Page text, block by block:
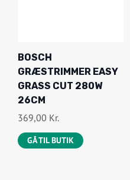
BOSCH
GRÆSTRIMMER EASY
GRASS CUT 280W
26CM
369,00 Kr.
GÅ TIL BUTIK